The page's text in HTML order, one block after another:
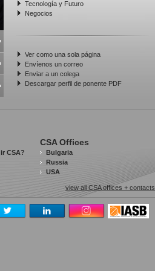
Tecnología y Futuro
Negocios
Ver como una sola página
Envíenos un correo
Enviar a un colega
Descargar perfil de ponente PDF
CSA?
CSA Offices
Bulgaria
Russia
USA
view all CSA offices + contacts